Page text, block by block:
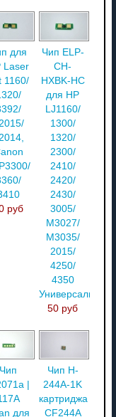
для
Laser
1160/
руб
Чип ELP-
CH-
HXBK-HC
для HP
LJ1160/
1300/
1320/
2300/
2410/
2420/
2430/
3005/
M3027/
M3035/
2015/
4250/
4350
Универсальный
50 руб
Чип
|
для
Чип H-
244A-1K
картриджа
CF244A